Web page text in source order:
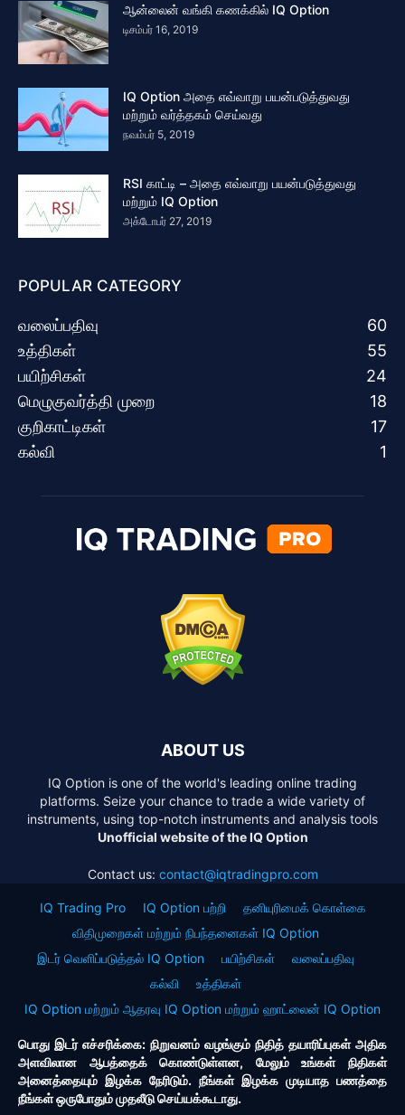
ஆன்லைன் வங்கி கணக்கில் IQ Option
டிசம்பர் 16, 2019
IQ Option அதை எவ்வாறு பயன்படுத்துவது
மற்றும் வர்த்தகம் செய்வது
நவம்பர் 5, 2019
RSI காட்டி – அதை எவ்வாறு பயன்படுத்துவது
மற்றும் IQ Option
அக்டோபர் 27, 2019
POPULAR CATEGORY
வலைப்பதிவு
60
உத்திகள்
55
பயிற்சிகள்
24
மெழுகுவர்த்தி முறை
18
குறிகாட்டிகள்
17
கல்வி
1
ABOUT US
IQ Option is one of the world's leading online trading
platforms. Seize your chance to trade a wide variety of
instruments, using top-notch instruments and analysis tools
Unofficial website of the IQ Option
Contact us: contact@iqtradingpro.com
IQ Trading Pro IQ Option பற்றி
தனியுரிமைக் கொள்கை
விதிமுறைகள் மற்றும் நிபந்தனைகள் IQ Option
இடர் வெளிப்படுத்தல் IQ Option
பயிற்சிகள்
வலைப்பதிவு
கல்வி
உத்திகள்
IQ Option மற்றும் ஆதரவு IQ Option மற்றும் ஹாட்லைன் IQ Option
பொது இடர் எச்சரிக்கை: நிறுவனம் வழங்கும் நிதித் தயாரிப்புகள் அதிக
அளவிலான ஆபத்தைக் கொண்டுள்ளன, மேலும் உங்கள் நிதிகள்
அனைத்தையும் இழக்க நேரிடும். நீங்கள் இழக்க முடியாத பணத்தை
நீங்கள் ஒருபோதும் முதலீடு செய்யக்கூடாது.